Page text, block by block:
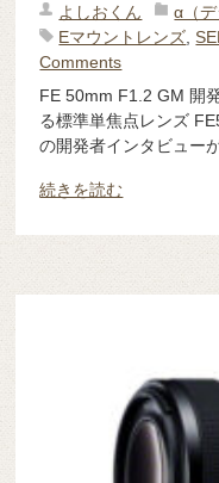
よしおくん α（デ
Eマウントレンズ ,
Comments
FE 50mm F1.2 GM 開
る標準単焦点レンズ
の開発者インタビュー
続きを読む